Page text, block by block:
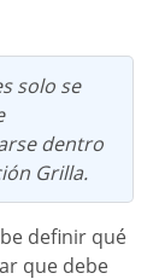
dentro
Grilla.
que debe